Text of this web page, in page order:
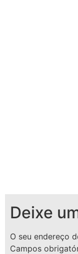
Deixe
O seu endereço
Campos